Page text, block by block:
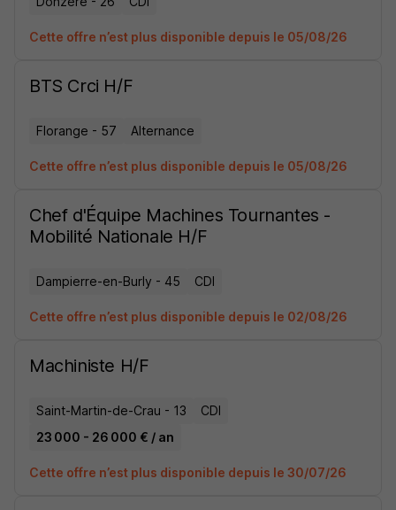
Cette offre n’est plus disponible depuis le 05/08/26
BTS Crci H/F
Florange - 57 Alternance
Cette offre n’est plus disponible depuis le 05/08/26
Chef d'Équipe Machines Tournantes -
Mobilité Nationale H/F
Dampierre-en-Burly - 45 CDI
Cette offre n’est plus disponible depuis le 02/08/26
Machiniste H/F
Saint-Martin-de-Crau - 13
CDI
23 000 - 26 000 € / an
Cette offre n’est plus disponible depuis le 30/07/26